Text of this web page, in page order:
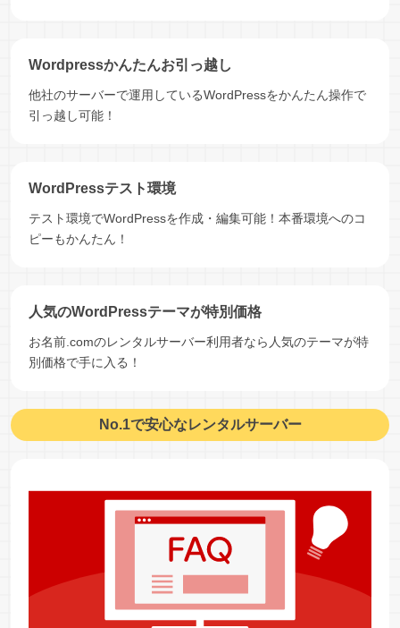
Wordpressかんたんお引っ越し
他社のサーバーで運用しているWordPressをかんたん操作で
引っ越し可能！
WordPressテスト環境
テスト環境でWordPressを作成・編集可能！本番環境へのコ
ピーもかんたん！
人気のWordPressテーマが特別価格
お名前.comのレンタルサーバー利用者なら人気のテーマが特
別価格で手に入る！
No.1で安心なレンタルサーバー